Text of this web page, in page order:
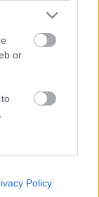
or
Policy
áldozata,
volt. Az
1947-ben.
amik
törött